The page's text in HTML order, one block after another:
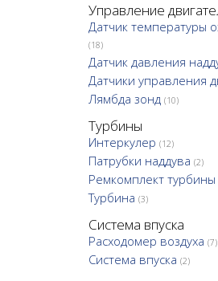
Управление
Датчик температуры
(18)
Датчик давления
Датчики управления
Лямбда зонд (10)
Турбины
Интеркулер (12)
Патрубки наддува (2)
Ремкомплект турбины
Турбина (3)
Система впуска
Расходомер воздуха (7)
Система впуска (2)